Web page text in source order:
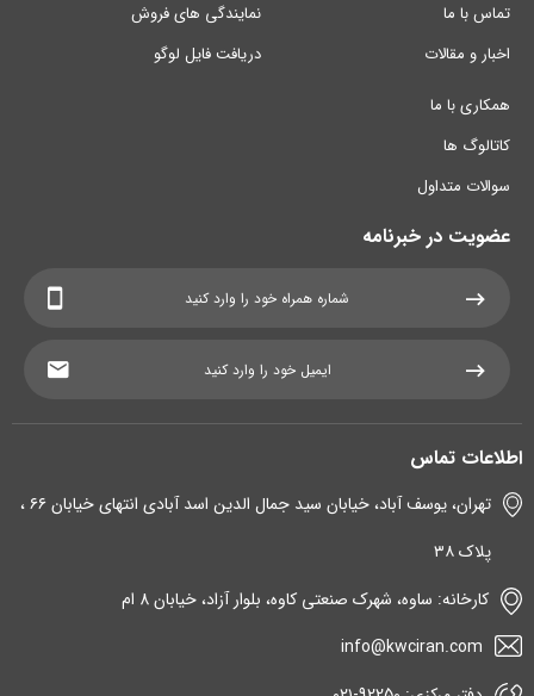
تماس با ما
اخبار و مقالات
نمایندگی های فروش
دریافت فایل لوگو
همکاری با ما
کاتالوگ ها
سوالات متداول
عضویت در خبرنامه
اطلاعات تماس
تهران، یوسف آباد، خیابان سید جمال الدین اسد آبادی انتهای خیابان ۶۶ ،
پلاک ۳۸
کارخانه: ساوه، شهرک صنعتی کاوه، بلوار آزاد، خیابان 8 ام
info@kwciran.com